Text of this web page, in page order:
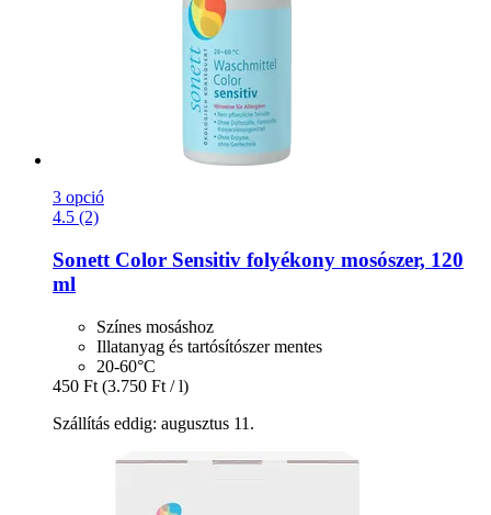
3 opció
4.5 (2)
Sonett Color Sensitiv folyékony mosószer, 120
ml
Színes mosáshoz
Illatanyag és tartósítószer mentes
20-60°C
450 Ft (3.750 Ft / l)
Szállítás eddig: augusztus 11.